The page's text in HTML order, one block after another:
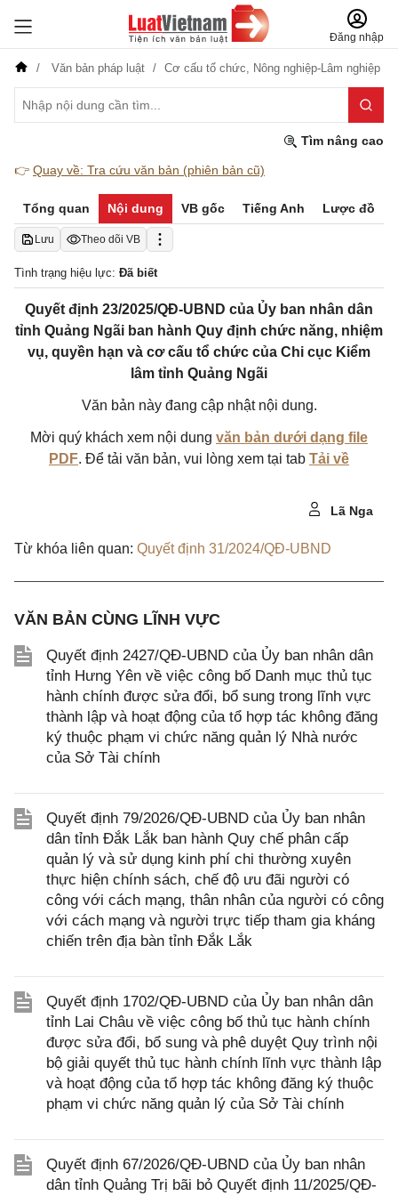
Đăng nhập
Văn bản pháp luật Cơ cấu tổ chức, Nông nghiệp-Lâm nghiệp
Tìm nâng cao
👉 Quay về: Tra cứu văn bản (phiên bản cũ)
Tổng quan Nội dung VB gốc Tiếng Anh Lược đồ
Lưu Theo dõi VB
Tình trạng hiệu lực: Đã biết
Quyết định 23/2025/QĐ-UBND của Ủy ban nhân dân
tỉnh Quảng Ngãi ban hành Quy định chức năng, nhiệm
vụ, quyền hạn và cơ cấu tổ chức của Chi cục Kiểm
lâm tỉnh Quảng Ngãi
Văn bản này đang cập nhật nội dung.
Mời quý khách xem nội dung văn bản dưới dạng file
PDF. Để tải văn bản, vui lòng xem tại tab Tải về
Lã Nga
Từ khóa liên quan: Quyết định 31/2024/QĐ-UBND
VĂN BẢN CÙNG LĨNH VỰC
Quyết định 2427/QĐ-UBND của Ủy ban nhân dân
tỉnh Hưng Yên về việc công bố Danh mục thủ tục
hành chính được sửa đổi, bổ sung trong lĩnh vực
thành lập và hoạt động của tổ hợp tác không đăng
ký thuộc phạm vi chức năng quản lý Nhà nước
của Sở Tài chính
Quyết định 79/2026/QĐ-UBND của Ủy ban nhân
dân tỉnh Đắk Lắk ban hành Quy chế phân cấp
quản lý và sử dụng kinh phí chi thường xuyên
thực hiện chính sách, chế độ ưu đãi người có
công với cách mạng, thân nhân của người có công
với cách mạng và người trực tiếp tham gia kháng
chiến trên địa bàn tỉnh Đắk Lắk
Quyết định 1702/QĐ-UBND của Ủy ban nhân dân
tỉnh Lai Châu về việc công bố thủ tục hành chính
được sửa đổi, bổ sung và phê duyệt Quy trình nội
bộ giải quyết thủ tục hành chính lĩnh vực thành lập
và hoạt động của tổ hợp tác không đăng ký thuộc
phạm vi chức năng quản lý của Sở Tài chính
Quyết định 67/2026/QĐ-UBND của Ủy ban nhân
dân tỉnh Quảng Trị bãi bỏ Quyết định 11/2025/QĐ-